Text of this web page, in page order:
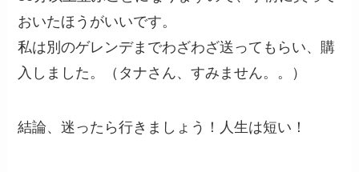
おいたほうがいいです。
私は別のゲレンデまでわざわざ送ってもらい、購
入しました。（タナさん、すみません。。）
結論、迷ったら行きましょう！人生は短い！